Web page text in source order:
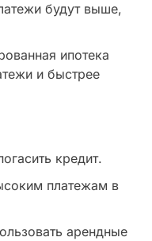
будут выше,
ипотека
и быстрее
кредит.
платежам в
арендные